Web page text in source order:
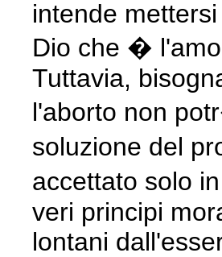
intende
Dio che �
Tuttavia,
l'aborto non
soluzione del
accettato solo
veri principi
lontani